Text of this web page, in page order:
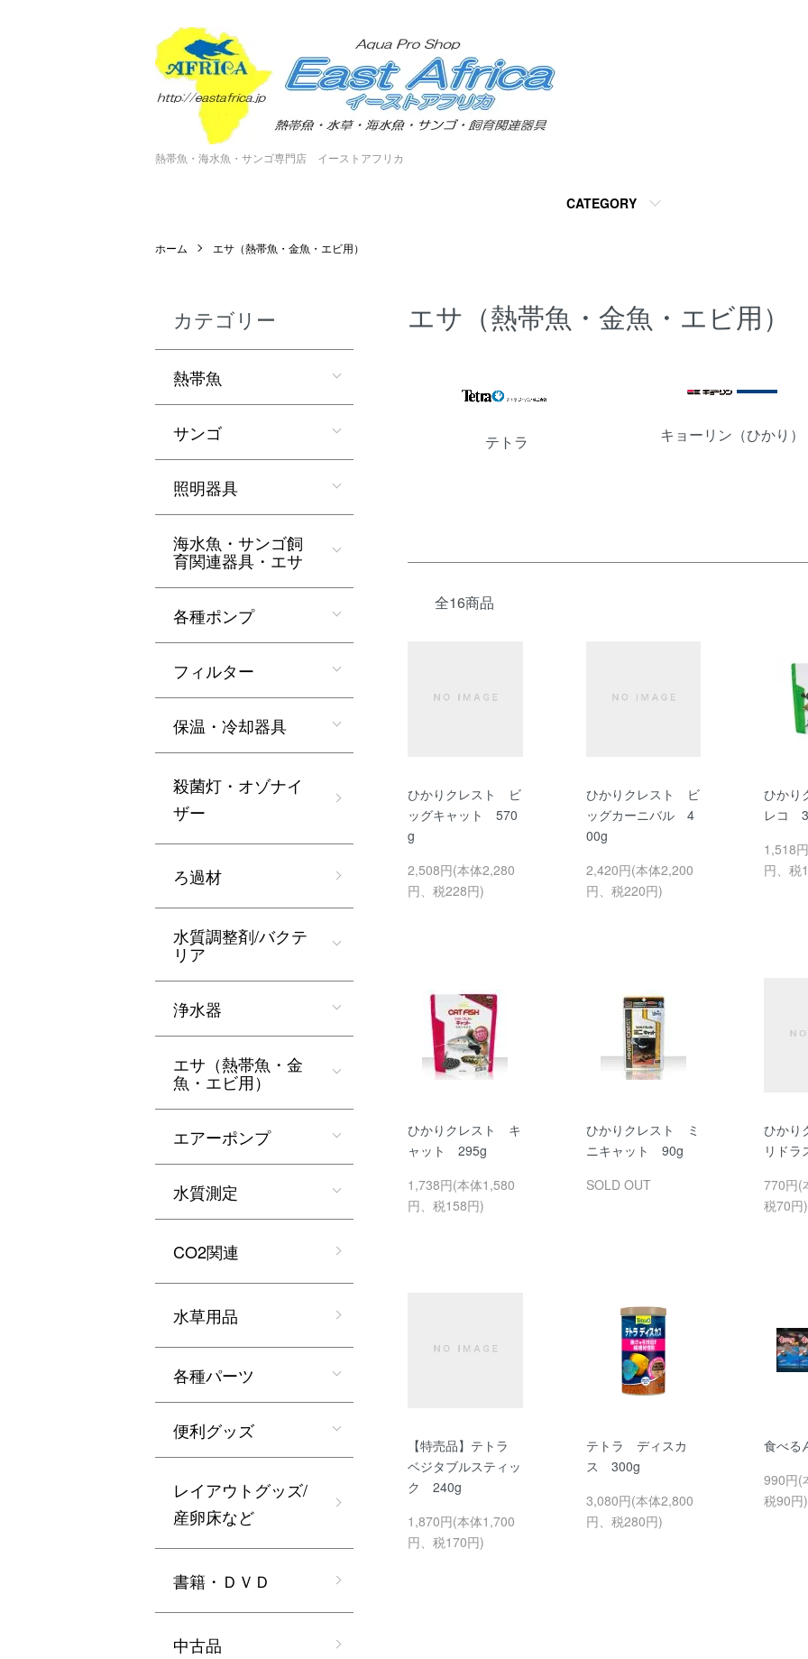
熱帯魚・海水魚・サンゴ専門店 イーストアフリカ
CATEGORY
ホーム エサ（熱帯魚・金魚・エビ用）
エサ（熱帯魚・金魚・エビ用）
テトラ キョーリン（ひかり）
全16商品
ひかりクレスト ビ
ッグキャット 570
g
2,508円(本体2,280
円、税228円)
ひかりクレスト ビ
ッグカーニバル 4
00g
2,420円(本体2,200
円、税220円)
ひか
レコ
1,518
円、税
ひかりクレスト キ
ャット 295g
1,738円(本体1,580
円、税158円)
ひかりクレスト ミ
ニキャット 90g
SOLD OUT
ひか
リド
770円(
税70円)
【特売品】テトラ
ベジタブルスティッ
ク 240g
1,870円(本体1,700
円、税170円)
テトラ ディスカ
ス 300g
3,080円(本体2,800
円、税280円)
食べる
990円(
税90円)
カテゴリー
熱帯魚
サンゴ
照明器具
海水魚・サンゴ飼
育関連器具・エサ
各種ポンプ
フィルター
保温・冷却器具
殺菌灯・オゾナイ
ザー
ろ過材
水質調整剤/バクテ
リア
浄水器
エサ（熱帯魚・金
魚・エビ用）
エアーポンプ
水質測定
CO2関連
水草用品
各種パーツ
便利グッズ
レイアウトグッズ/
産卵床など
書籍・ＤＶＤ
中古品